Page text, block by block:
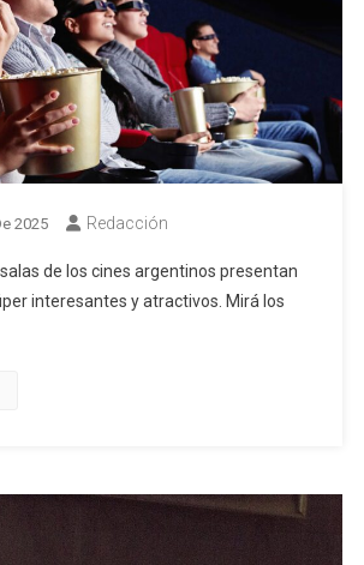
2025 Redacción
de los cines argentinos presentan
interesantes y atractivos. Mirá los